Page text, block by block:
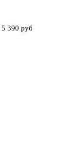
5 390 руб